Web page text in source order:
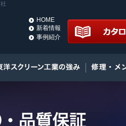
HOME
新着情報
事例紹介